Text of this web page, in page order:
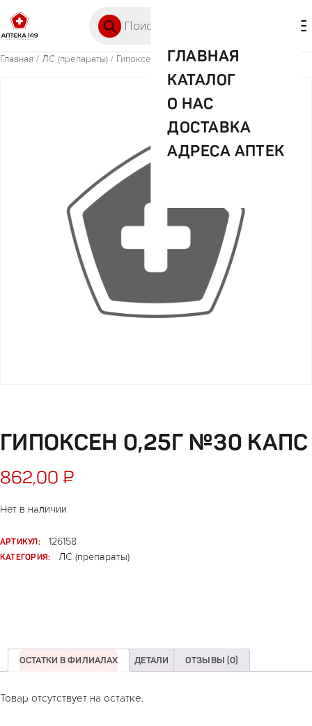
ГЛАВНАЯ
КАТАЛОГ
О НАС
ДОСТАВКА
АДРЕСА АПТЕК
Главная / ЛС (препараты) / Гипоксен 0,25г №30 капс
ГИПОКСЕН 0,25Г №30 КАПС
862,00 ₽
Нет в наличии
АРТИКУЛ:
126158
КАТЕГОРИЯ:
ЛС (препараты)
ОСТАТКИ В ФИЛИАЛАХ ДЕТАЛИ ОТЗЫВЫ (0)
Товар отсутствует на остатке.